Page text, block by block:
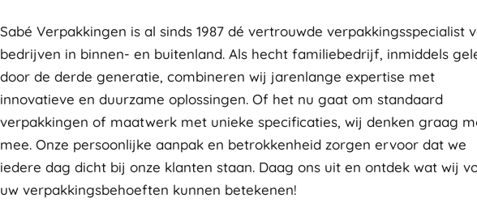
Sabé Verpakkingen is al sinds 1987 dé vertrouwde verpakkingsspecialist
bedrijven in binnen- en buitenland. Als hecht familiebedrijf, inmiddels
door de derde generatie, combineren wij jarenlange expertise met
innovatieve en duurzame oplossingen. Of het nu gaat om standaard
verpakkingen of maatwerk met unieke specificaties, wij denken graag
mee. Onze persoonlijke aanpak en betrokkenheid zorgen ervoor dat we
iedere dag dicht bij onze klanten staan. Daag ons uit en ontdek wat wij
uw verpakkingsbehoeften kunnen betekenen!